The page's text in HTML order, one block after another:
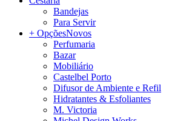
Bandejas
Para Servir
+ OpçõesNovos
Perfumaria
Bazar
Mobiliário
Castelbel Porto
Difusor de Ambiente e Refil
Hidratantes & Esfoliantes
M. Victoria